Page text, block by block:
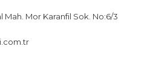
Mah. Mor Karanfil Sok. No:6/3